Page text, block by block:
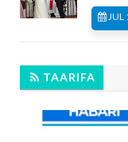
JUL
TAARIFA